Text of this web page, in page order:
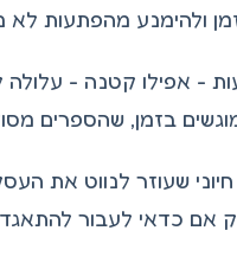
ולהימנע מהפתעות לא
- אפילו קטנה - עלולה
בזמן, שהספרים
שעוזר לנווט את
אם כדאי לעבור